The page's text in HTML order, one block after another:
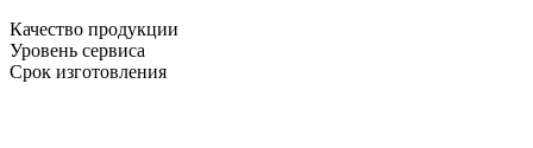
Качество продукции
Уровень сервиса
Срок изготовления